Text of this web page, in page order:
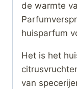
de warmte
huisparfum
Het is het
van